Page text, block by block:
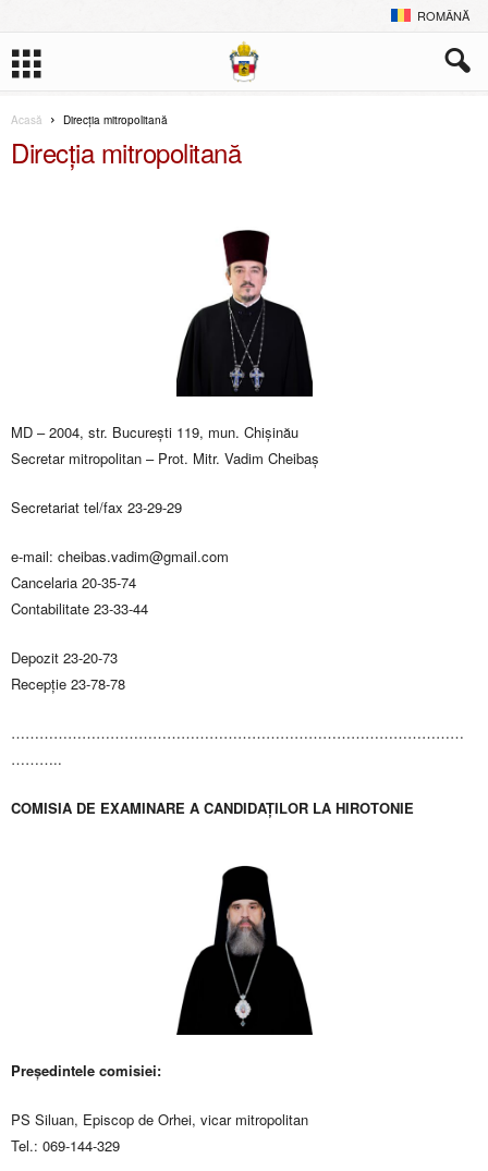
ROMÂNĂ
Acasă Direcția mitropolitană
Direcția mitropolitană
MD – 2004, str. Bucureşti 119, mun. Chişinău
Secretar mitropolitan – Prot. Mitr. Vadim Cheibaș
Secretariat tel/fax 23-29-29
e-mail: cheibas.vadim@gmail.com
Cancelaria 20-35-74
Contabilitate 23-33-44
Depozit 23-20-73
Recepţie 23-78-78
……………………………………………………………………………………
………..
COMISIA DE EXAMINARE A CANDIDAŢILOR LA HIROTONIE
Preşedintele comisiei:
PS Siluan, Episcop de Orhei, vicar mitropolitan
Tel.: 069-144-329